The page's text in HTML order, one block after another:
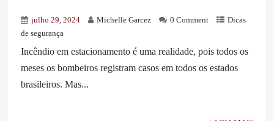
julho 29, 2024 Michelle Garcez 0 Comment
Dicas
de segurança
Incêndio em estacionamento é uma realidade, pois todos os
meses os bombeiros registram casos em todos os estados
brasileiros. Mas...